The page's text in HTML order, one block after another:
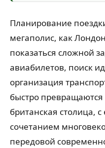
Планирование
мегаполис, как
показаться сложной
авиабилетов, поиск
организация
быстро
британская столица,
сочетанием
передовой